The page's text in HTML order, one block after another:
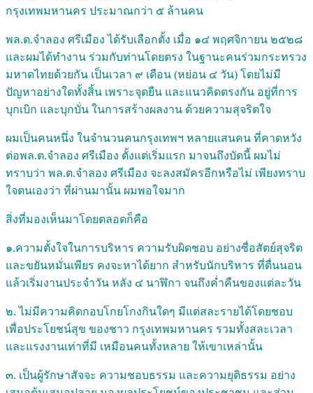
กรุงเทพมหานคร ประมาณกว่า ๕ ล้านคน
พล.ต.จำลอง ศรีเมือง ได้รับเลือกตั้ง เมื่อ ๑๔ พฤศจิกายน ๒๕๒๘
และผมได้ทำงาน ร่วมกับท่านโดยตรง ในฐานะคนร่วมกระทรวง
มหาดไทยด้วยกัน เป็นเวลา ๙ เดือน (หย่อน ๔ วัน) โดยไม่มี
ปัญหาอย่างใดทั้งสิ้น เพราะจุดยืน และแนวคิดตรงกัน อยู่ที่การ
บุกเบิก และบุกบั่น ในการสร้างผลงาน ด้วยความสุจริตใจ
ผมเป็นคนหนึ่ง ในจำนวนคนกรุงเทพฯ หลายแสนคน ที่คาดหวัง
ต่อพล.ต.จำลอง ศรีเมือง ตั้งแต่เริ่มแรก มาจนถึงบัดนี้ ผมไม่
ทราบว่า พล.ต.จำลอง ศรีเมือง จะลงสมัครอีกหรือไม่ เพียงทราบ
ใจตนเองว่า ที่ผ่านมานั้น ผมพอใจมาก
สิ่งที่มองเห็นมาโดยตลอดก็คือ
๑.ความตั้งใจในการบริหาร ความรับผิดชอบ อย่างซื่อสัตย์สุจริต
และขยันหมั่นเพียร คงจะหาได้ยาก สำหรับนักบริหาร ที่ตื่นนอน
แล้วเริ่มงานประจำวัน หลัง ๔ นาฬิกา จนถึงค่ำคืนของแต่ละวัน
๒. ไม่มีความคิดกอบโกยโกงกินใดๆ มีแต่สละรายได้โดยชอบ
เพื่อประโยชน์สุข ของชาว กรุงเทพมหานคร รวมทั้งสละเวลา
และแรงงานเท่าที่มี เหมือนคนทั้งหลาย ให้เขาเหล่านั้น
๓. เป็นผู้รักษาสัจจะ ความชอบธรรม และความยุติธรรม อย่าง